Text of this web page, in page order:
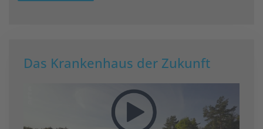
Das Krankenhaus der Zukunft